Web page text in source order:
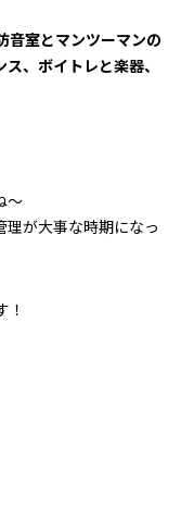
音室とマンツーマンの
、ボイトレと楽器、
～
理が大事な時期になっ